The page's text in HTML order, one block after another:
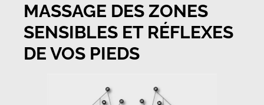
MASSAGE DES ZONES
SENSIBLES ET RÉFLEXES
DE VOS PIEDS